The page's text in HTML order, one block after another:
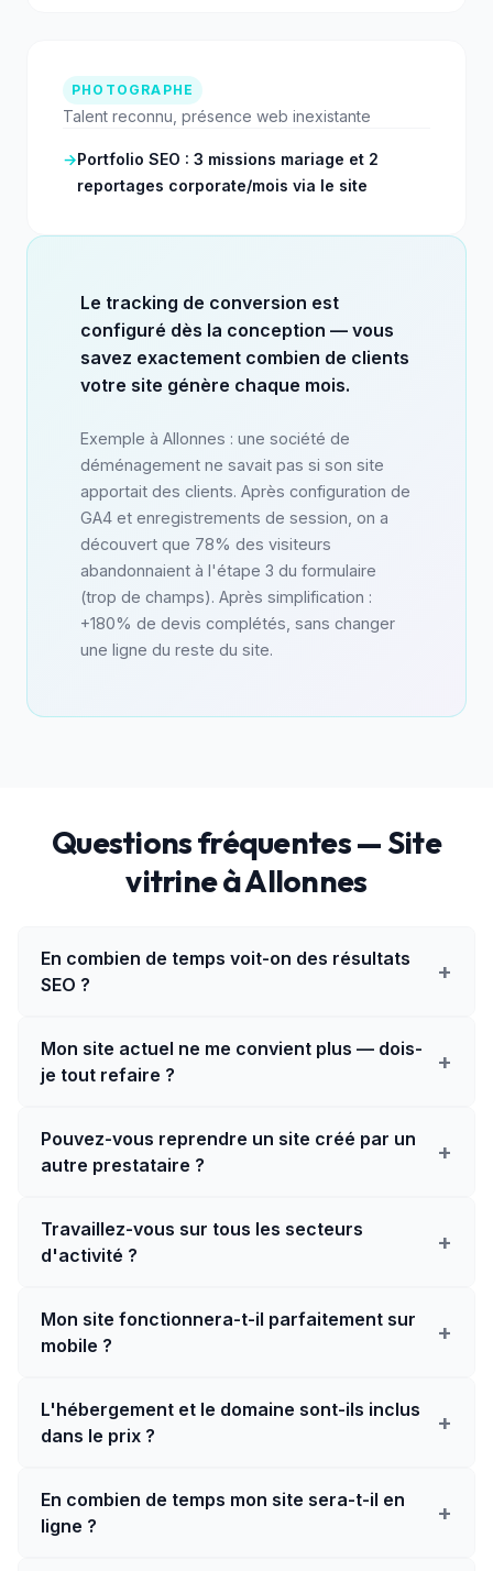
PHOTOGRAPHE
Talent reconnu, présence web inexistante
→Portfolio SEO : 3 missions mariage et 2
reportages corporate/mois via le site
Le tracking de conversion est
configuré dès la conception — vous
savez exactement combien de clients
votre site génère chaque mois.
Exemple à Allonnes : une société de
déménagement ne savait pas si son site
apportait des clients. Après configuration de
GA4 et enregistrements de session, on a
découvert que 78% des visiteurs
abandonnaient à l'étape 3 du formulaire
(trop de champs). Après simplification :
+180% de devis complétés, sans changer
une ligne du reste du site.
Questions fréquentes — Site
vitrine à Allonnes
En combien de temps voit-on des résultats
SEO ?
+
Mon site actuel ne me convient plus — dois-
je tout refaire ?
+
Pouvez-vous reprendre un site créé par un
autre prestataire ?
+
Travaillez-vous sur tous les secteurs
d'activité ?
+
Mon site fonctionnera-t-il parfaitement sur
mobile ?
+
L'hébergement et le domaine sont-ils inclus
dans le prix ?
+
En combien de temps mon site sera-t-il en
ligne ?
+